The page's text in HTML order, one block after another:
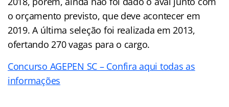
o orçamento previsto, que deve acontecer em
2019. A última seleção foi realizada em 2013,
ofertando 270 vagas para o cargo.
Concurso AGEPEN SC – Confira aqui todas as
informações